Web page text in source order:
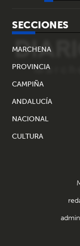
SECCIONES
MARCHENA
PROVINCIA
CAMPIÑA
ANDALUCÍA
NACIONAL
CULTURA